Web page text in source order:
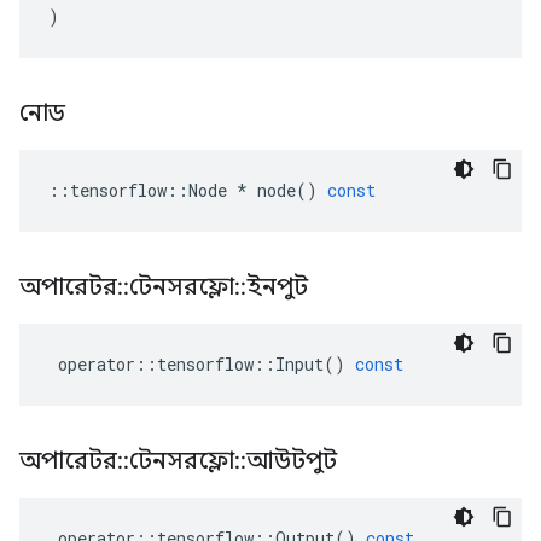
)
নোড
:: tensorflow ::Node * node() const
অপারেটর::টেনসরফ্লো::ইনপুট
operator :: tensorflow :: Input() const
অপারেটর::টেনসরফ্লো::আউটপুট